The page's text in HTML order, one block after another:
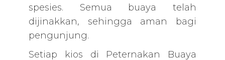
spesies. Semua buaya telah
dijinakkan, sehingga aman bagi
pengunjung.
Setiap kios di Peternakan Buaya